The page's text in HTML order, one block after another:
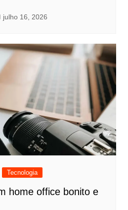
julho 16, 2026
Tecnologia
home office bonito e